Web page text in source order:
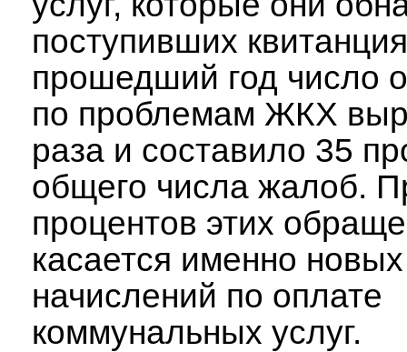
поступивших
прошедший год число
по проблемам ЖКХ
раза и составило 35
общего числа жалоб.
процентов этих
касается именно новых
начислений по оплате
коммунальных услуг.